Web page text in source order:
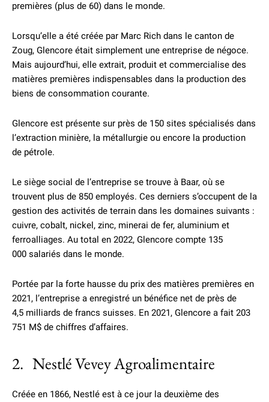
premières (plus de 60) dans le monde.
Lorsqu’elle a été créée par Marc Rich dans le canton de
Zoug, Glencore était simplement une entreprise de négoce.
Mais aujourd’hui, elle extrait, produit et commercialise des
matières premières indispensables dans la production des
biens de consommation courante.
Glencore est présente sur près de 150 sites spécialisés dans
l’extraction minière, la métallurgie ou encore la production
de pétrole.
Le siège social de l’entreprise se trouve à Baar, où se
trouvent plus de 850 employés. Ces derniers s’occupent de la
gestion des activités de terrain dans les domaines suivants :
cuivre, cobalt, nickel, zinc, minerai de fer, aluminium et
ferroalliages. Au total en 2022, Glencore compte 135
000 salariés dans le monde.
Portée par la forte hausse du prix des matières premières en
2021, l’entreprise a enregistré un bénéfice net de près de
4,5 milliards de francs suisses. En 2021, Glencore a fait 203
751 M$ de chiffres d’affaires.
2. Nestlé Vevey Agroalimentaire
Créée en 1866, Nestlé est à ce jour la deuxième des